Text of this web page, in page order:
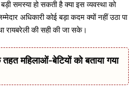
समस्या हो सकती है क्या इस व्यवस्था को
अधिकारी कोई बड़ा कदम क्यों नहीं उठा पा
रायबरेली की सही की जा सके।
महिलाओं-बेटियों को बताया गया